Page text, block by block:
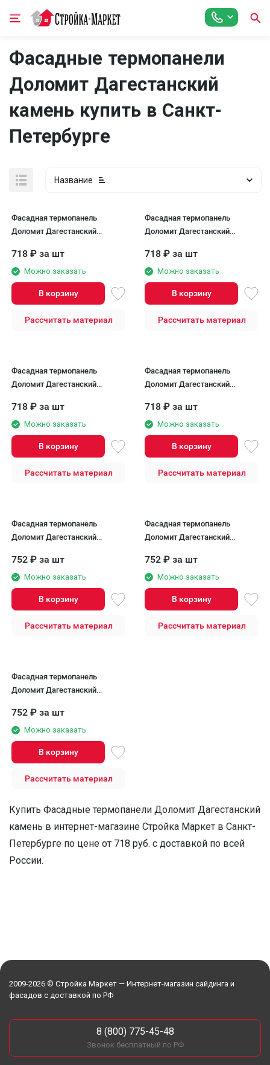
Фасадные термопанели
Доломит Дагестанский
камень купить в Санкт-
Петербурге
Название
Фасадная термопанель
Доломит Дагестанский
718 ₽ за шт
Можно заказать
В корзину
Рассчитать материал
Фасадная термопанель
Доломит Дагестанский
718 ₽ за шт
Можно заказать
В корзину
Рассчитать материал
Фасадная термопанель
Доломит Дагестанский
718 ₽ за шт
Можно заказать
В корзину
Рассчитать материал
Фасадная термопанель
Доломит Дагестанский
718 ₽ за шт
Можно заказать
В корзину
Рассчитать материал
Фасадная термопанель
Доломит Дагестанский
752 ₽ за шт
Можно заказать
В корзину
Рассчитать материал
Фасадная термопанель
Доломит Дагестанский
752 ₽ за шт
Можно заказать
В корзину
Рассчитать материал
Фасадная термопанель
Доломит Дагестанский
752 ₽ за шт
Можно заказать
В корзину
Рассчитать материал
Купить Фасадные термопанели Доломит Дагестанский
камень в интернет-магазине Стройка Маркет в Санкт-
Петербурге по цене от 718 руб. с доставкой по всей
России.
2009-2026 © Стройка Маркет — Интернет-магазин сайдинга и
фасадов с доставкой по РФ
8 (800) 775-45-48
Звонок бесплатный по РФ